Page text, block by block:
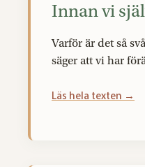
Innan vi
Varför är det så
säger att vi har
Läs hela texten →